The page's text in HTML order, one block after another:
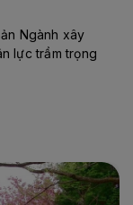
Ngành xây
lực trầm trọng